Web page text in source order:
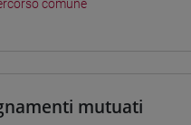
comune
mutuati